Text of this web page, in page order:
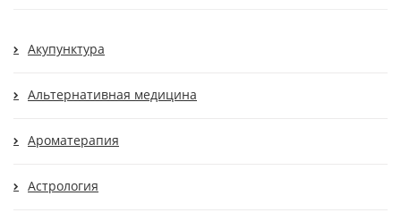
Акупунктура
Альтернативная медицина
Ароматерапия
Астрология